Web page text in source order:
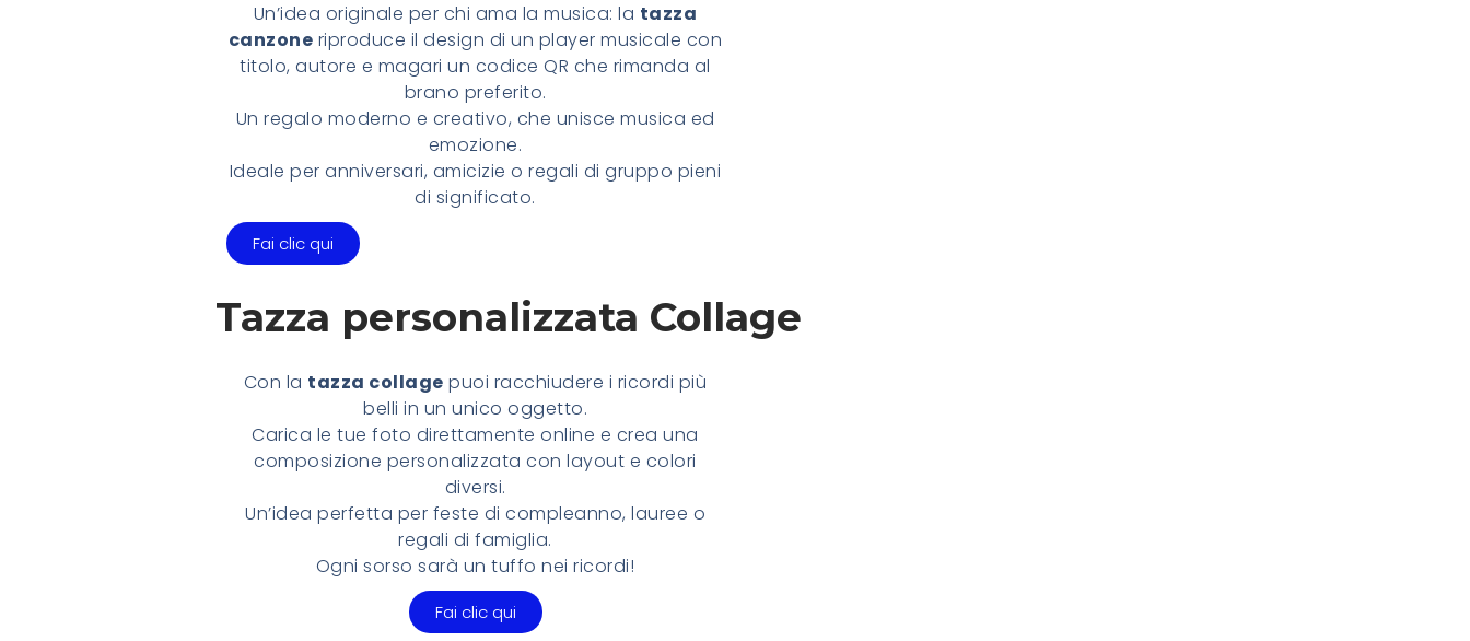
Un’idea originale per chi ama la musica: la tazza
canzone riproduce il design di un player musicale con
titolo, autore e magari un codice QR che rimanda al
brano preferito.
Un regalo moderno e creativo, che unisce musica ed
emozione.
Ideale per anniversari, amicizie o regali di gruppo pieni
di significato.
Fai clic qui
Tazza personalizzata Collage
Con la tazza collage puoi racchiudere i ricordi più
belli in un unico oggetto.
Carica le tue foto direttamente online e crea una
composizione personalizzata con layout e colori
diversi.
Un’idea perfetta per feste di compleanno, lauree o
regali di famiglia.
Ogni sorso sarà un tuffo nei ricordi!
Fai clic qui